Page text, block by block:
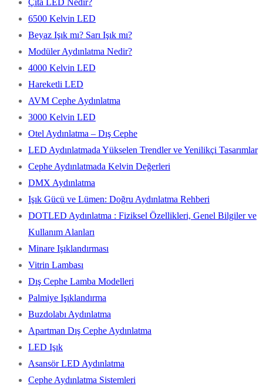
Çıta LED Nedir?
6500 Kelvin LED
Beyaz Işık mı? Sarı Işık mı?
Modüler Aydınlatma Nedir?
4000 Kelvin LED
Hareketli LED
AVM Cephe Aydınlatma
3000 Kelvin LED
Otel Aydınlatma – Dış Cephe
LED Aydınlatmada Yükselen Trendler ve Yenilikçi Tasarımlar
Cephe Aydınlatmada Kelvin Değerleri
DMX Aydınlatma
Işık Gücü ve Lümen: Doğru Aydınlatma Rehberi
DOTLED Aydınlatma : Fiziksel Özellikleri, Genel Bilgiler ve
Kullanım Alanları
Minare Işıklandırması
Vitrin Lambası
Dış Cephe Lamba Modelleri
Palmiye Işıklandırma
Buzdolabı Aydınlatma
Apartman Dış Cephe Aydınlatma
LED Işık
Asansör LED Aydınlatma
Cephe Aydınlatma Sistemleri